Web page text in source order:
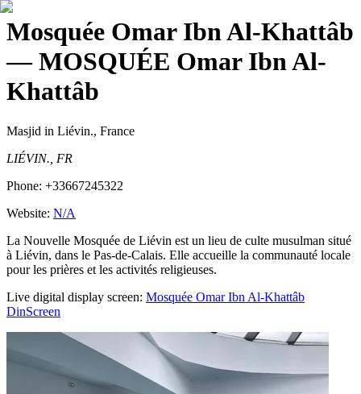
Mosquée Omar Ibn Al-Khattâb
— MOSQUÉE Omar Ibn Al-
Khattâb
Masjid in Liévin., France
LIÉVIN., FR
Phone: +33667245322
Website: N/A
La Nouvelle Mosquée de Liévin est un lieu de culte musulman situé
à Liévin, dans le Pas-de-Calais. Elle accueille la communauté locale
pour les prières et les activités religieuses.
Live digital display screen: Mosquée Omar Ibn Al-Khattâb
DinScreen